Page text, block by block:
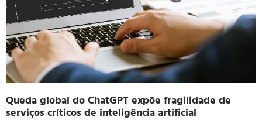
Queda global do ChatGPT expõe fragilidade de
serviços críticos de inteligência artificial